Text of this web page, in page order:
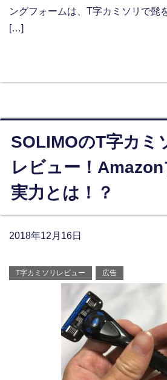
ングフォームは、T字カミソリで髭
[…]
SOLIMOのT字カミ
レビュー！
実力とは！？
2018年12月16日
T字カミソリレビュー 広告